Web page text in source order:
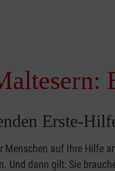
Erste-
Menschen auf Ihre Hilfe
Und dann gilt: Sie